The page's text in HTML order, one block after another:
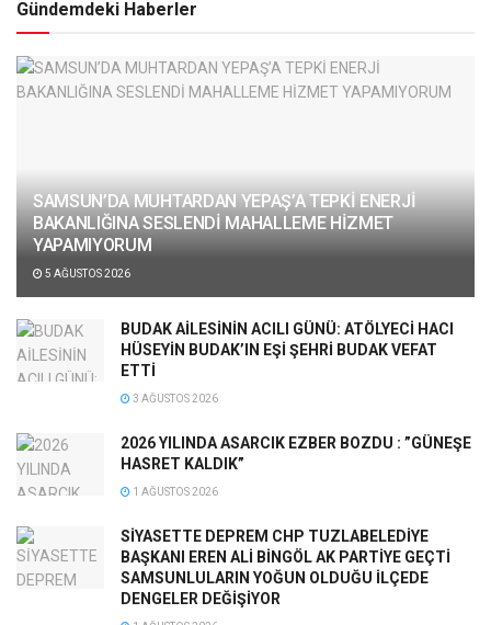
Gündemdeki Haberler
SAMSUN’DA MUHTARDAN YEPAŞ’A TEPKİ ENERJİ
BAKANLIĞINA SESLENDİ MAHALLEME HİZMET
YAPAMIYORUM
5 AĞUSTOS 2026
BUDAK AİLESİNİN ACILI GÜNÜ: ATÖLYECİ HACI
HÜSEYİN BUDAK’IN EŞİ ŞEHRİ BUDAK VEFAT
ETTİ
3 AĞUSTOS 2026
2026 YILINDA ASARCIK EZBER BOZDU : ”GÜNEŞE
HASRET KALDIK”
1 AĞUSTOS 2026
SİYASETTE DEPREM CHP TUZLABELEDİYE
BAŞKANI EREN ALİ BİNGÖL AK PARTİYE GEÇTİ
SAMSUNLULARIN YOĞUN OLDUĞU İLÇEDE
DENGELER DEĞİŞİYOR